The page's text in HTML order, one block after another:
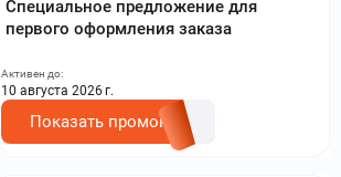
Специальное предложение для
первого оформления заказа
Активен до:
10 августа 2026 г.
Показать промокод